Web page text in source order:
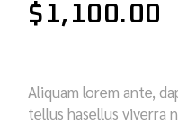
$ 1,100.00
Aliquam lorem ante,
tellus hasellus viverra